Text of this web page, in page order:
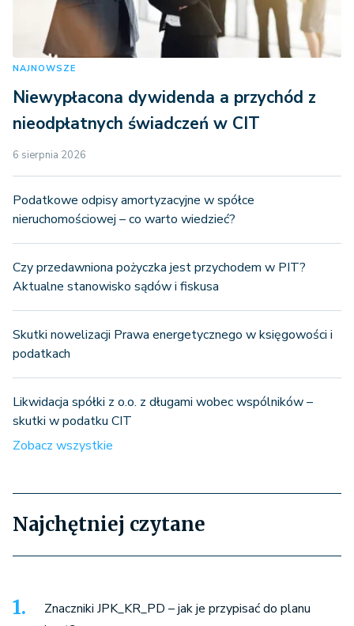
NAJNOWSZE
Niewypłacona dywidenda a przychód z
nieodpłatnych świadczeń w CIT
6 sierpnia 2026
Podatkowe odpisy amortyzacyjne w spółce
nieruchomościowej – co warto wiedzieć?
Czy przedawniona pożyczka jest przychodem w PIT?
Aktualne stanowisko sądów i fiskusa
Skutki nowelizacji Prawa energetycznego w księgowości i
podatkach
Likwidacja spółki z o.o. z długami wobec wspólników –
skutki w podatku CIT
Zobacz wszystkie
Najchętniej czytane
Znaczniki JPK_KR_PD – jak je przypisać do planu